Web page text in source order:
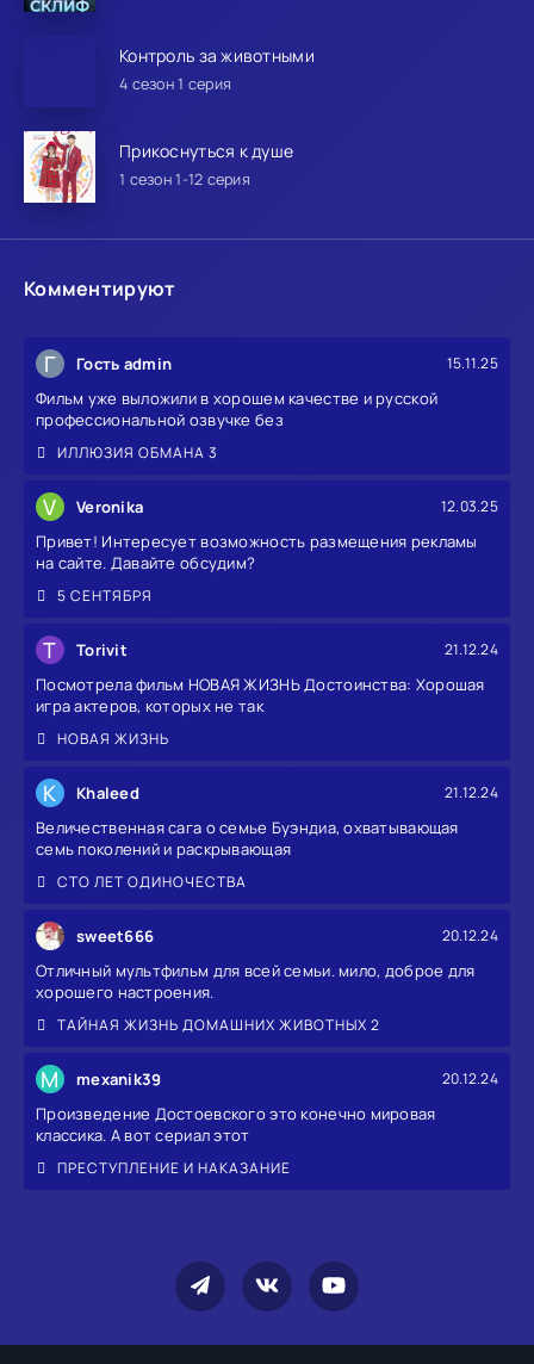
Контроль за животными
4 сезон 1 серия
Прикоснуться к душе
1 сезон 1-12 серия
Комментируют
Г Гость admin 15.11.25
Фильм уже выложили в хорошем качестве и русской
профессиональной озвучке без
ИЛЛЮЗИЯ ОБМАНА 3
V Veronika 12.03.25
Привет! Интересует возможность размещения рекламы
на сайте. Давайте обсудим?
5 СЕНТЯБРЯ
T Torivit 21.12.24
Посмотрела фильм НОВАЯ ЖИЗНЬ Достоинства: Хорошая
игра актеров, которых не так
НОВАЯ ЖИЗНЬ
K Khaleed 21.12.24
Величественная сага о семье Буэндиа, охватывающая
семь поколений и раскрывающая
СТО ЛЕТ ОДИНОЧЕСТВА
sweet666 20.12.24
Отличный мультфильм для всей семьи. мило, доброе для
хорошего настроения.
ТАЙНАЯ ЖИЗНЬ ДОМАШНИХ ЖИВОТНЫХ 2
M mexanik39 20.12.24
Произведение Достоевского это конечно мировая
классика. А вот сериал этот
ПРЕСТУПЛЕНИЕ И НАКАЗАНИЕ